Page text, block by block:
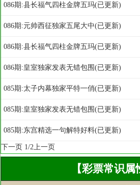
086期:县长福气四柱金牌五玛(已更新)
086期:元帅西征独家五尾大中(已更新)
086期:县长福气四柱金牌五玛(已更新)
086期:皇室独家发表无错包围(已更新)
085期:太子内幕独家平特一俏(已更新)
085期:皇室独家发表无错包围(已更新)
085期:东宫精选一句解特好料(已更新)
下一页 1/2 上一页
【彩票常识属